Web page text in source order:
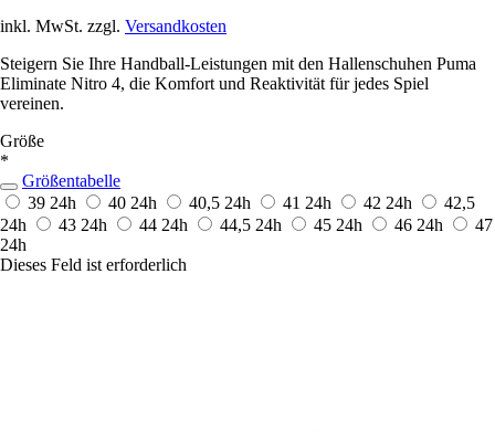
inkl. MwSt. zzgl. Versandkosten
Steigern Sie Ihre Handball-Leistungen mit den Hallenschuhen Puma
Eliminate Nitro 4, die Komfort und Reaktivität für jedes Spiel
vereinen.
Größe
*
Größentabelle
39 24h 40 24h 40,5 24h 41 24h 42 24h
42,5
24h
43 24h 44 24h 44,5 24h 45 24h 46 24h
47
24h
Dieses Feld ist erforderlich